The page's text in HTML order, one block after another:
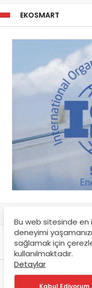
EKOSMART
Bu web sitesinde en
deneyimi yaşamanızı
sağlamak için
kullanılmaktadır.
Detaylar
Kabul Ediyorum